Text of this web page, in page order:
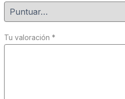
Tu valoración *